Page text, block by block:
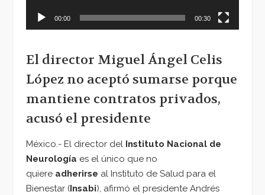
00:00 00:30
El director Miguel Ángel Celis
López no aceptó sumarse porque
mantiene contratos privados,
acusó el presidente
México.- El director del Instituto Nacional de
Neurología es el único que no
quiere adherirse al Instituto de Salud para el
Bienestar ( Insabi), afirmó el presidente Andrés